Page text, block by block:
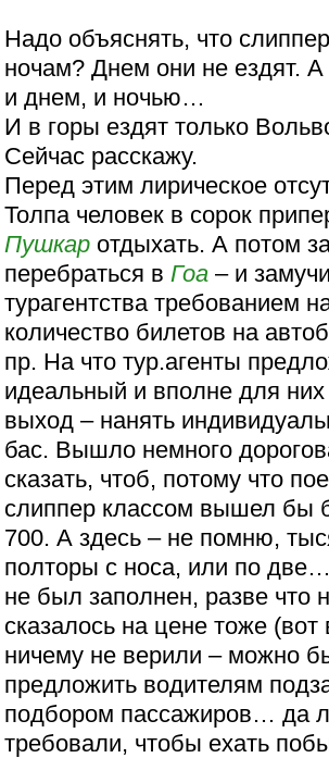
Надо объяснять, что
ночам? Днем они не ездят.
и днем, и ночью…
И в горы ездят только
Сейчас расскажу.
Перед этим лирическое
Толпа человек в сорок
Пушкар отдыхать. А потом
перебраться вГоа – и
турагентства требованием
количество билетов на
пр. На что тур.агенты
идеальный и вполне для
выход – нанять
бас. Вышло немного
сказать, чтоб, потому что
слиппер классом вышел бы
700. А здесь – не помню,
полторы с носа, или по
не был заполнен, разве что
сказалось на цене тоже (вот
ничему не верили – можно
предложить водителям
подбором пассажиров… да
требовали, чтобы ехать